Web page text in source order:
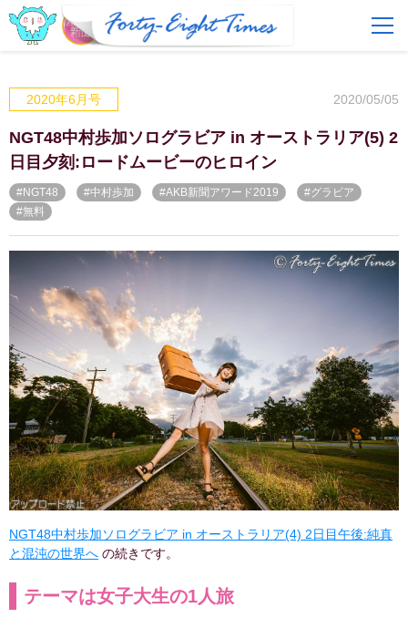
FAQ
ログイン 会員登録
2020年6月号 2020/05/05
NGT48中村歩加ソログラビア in オーストラリア(5) 2
日目夕刻:ロードムービーのヒロイン
#NGT48 #中村歩加 #AKB新聞アワード2019
#グラビア
#無料
NGT48中村歩加ソログラビア in オーストラリア(4) 2日目午後:純真
と混沌の世界へ の続きです。
テーマは女子大生の1人旅